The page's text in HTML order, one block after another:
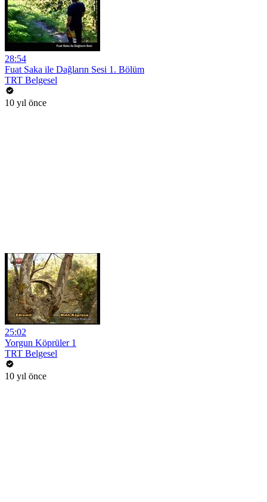
28:54
Fuat Saka ile Dağların Sesi 1. Bölüm
TRT Belgesel
10 yıl önce
25:02
Yorgun Köprüler 1
TRT Belgesel
10 yıl önce